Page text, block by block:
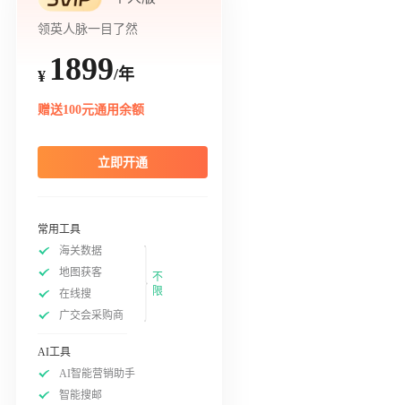
领英人脉一目了然
¥ 1899/年
赠送100元通用余额
立即开通
常用工具
海关数据
地图获客
在线搜
广交会采购商
不
限
AI工具
AI智能营销助手
智能搜邮